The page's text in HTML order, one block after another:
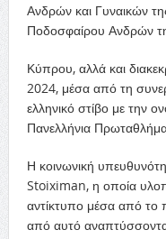
Ανδρών και Γυναικών
Ποδοσφαίρου Ανδρών
Κύπρου, αλλά και
2024, μέσα από τη
ελληνικό στίβο με την
Πανελλήνια
Η κοινωνική
Stoiximan, η οποία
αντίκτυπο μέσα από
από αυτό